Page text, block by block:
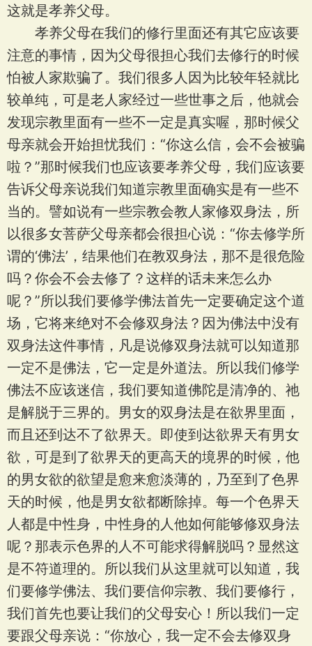
这就是孝养父母。
孝养父母在我们的修行里面还有其它应该要
注意的事情，因为父母很担心我们去修行的时候
怕被人家欺骗了。我们很多人因为比较年轻就比
较单纯，可是老人家经过一些世事之后，他就会
发现宗教里面有一些不一定是真实喔，那时候父
母亲就会开始担忧我们：“你这么信，会不会被骗
啦？”那时候我们也应该要孝养父母，我们应该要
告诉父母亲说我们知道宗教里面确实是有一些不
当的。譬如说有一些宗教会教人家修双身法，所
以很多女菩萨父母亲都会很担心说：“你去修学所
谓的‘佛法’，结果他们在教双身法，那不是很危险
吗？你会不会去修了？这样的话未来怎么办
呢？”所以我们要修学佛法首先一定要确定这个道
场，它将来绝对不会修双身法？因为佛法中没有
双身法这件事情，凡是说修双身法就可以知道那
一定不是佛法，它一定是外道法。所以我们修学
佛法不应该迷信，我们要知道佛陀是清净的、祂
是解脱于三界的。男女的双身法是在欲界里面，
而且还到达不了欲界天。即使到达欲界天有男女
欲，可是到了欲界天的更高天的境界的时候，他
的男女欲的欲望是愈来愈淡薄的，乃至到了色界
天的时候，他是男女欲都断除掉。每一个色界天
人都是中性身，中性身的人他如何能够修双身法
呢？那表示色界的人不可能求得解脱吗？显然这
是不符道理的。所以我们从这里就可以知道，我
们要修学佛法、我们要信仰宗教、我们要修行，
我们首先也要让我们的父母安心！所以我们一定
要跟父母亲说：“你放心，我一定不会去修双身